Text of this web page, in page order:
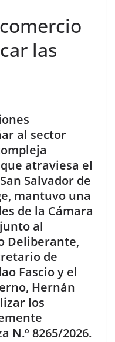
las
al sector
atraviesa el
Salvador de
mantuvo una
de la Cámara
al
Deliberante,
de
Fascio y el
Hernán
los
N.º 8265/2026.